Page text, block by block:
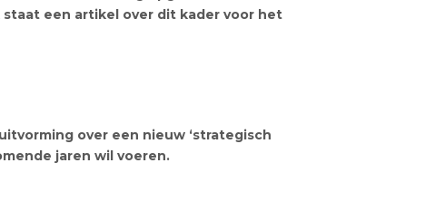
een artikel over dit kader voor het
over een nieuw ‘strategisch
jaren wil voeren.